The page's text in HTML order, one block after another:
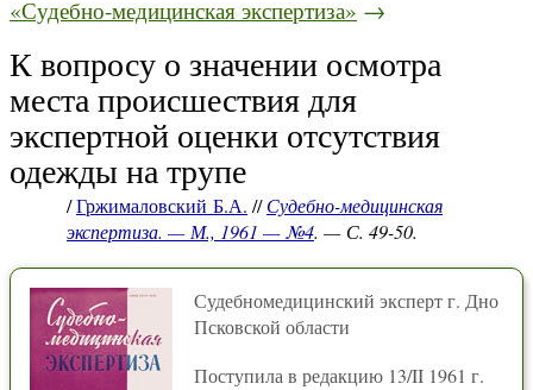
«Судебно-медицинская экспертиза» →
К вопросу о значении осмотра
места происшествия для
экспертной оценки отсутствия
одежды на трупе
/Гржималовский Б.А. //Судебно-медицинская
экспертиза. — М., 1961 — №4. — С. 49-50.
Судебномедицинский эксперт г. Дно
Псковской области
Поступила в редакцию 13/II 1961 г.